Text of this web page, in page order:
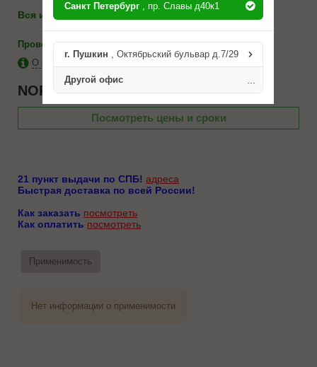
Вся информация по телефону: 8(812) 986-10-71
Проверить на применимость
О бренде NORPLAST
NORPLAST NPA11C895300CM
Посмотреть цены и сроки
21 пункт выдачи по СПБ! адреса
Быстрая доставка по всей России!
Как заказать посмотреть
Как оплатить посмотреть
Применимость
Нет информации о применимости
Санкт Петербург , пр. Славы д40к1
г. Пушкин , Октябрьский бульвар д.7/29
Другой офис